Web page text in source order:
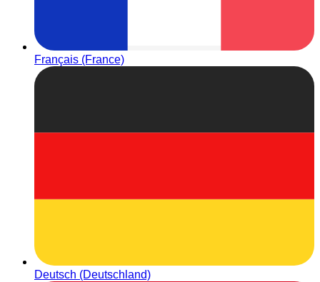
Français (France)
Deutsch (Deutschland)